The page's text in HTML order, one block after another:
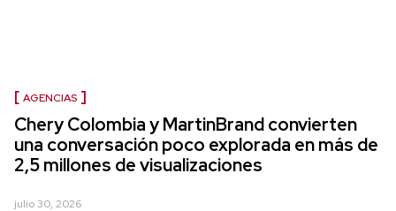
AGENCIAS
Chery Colombia y MartinBrand convierten
una conversación poco explorada en más de
2,5 millones de visualizaciones
julio 30, 2026